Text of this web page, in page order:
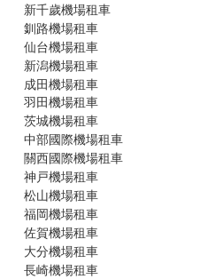
新千歲機場租車
釧路機場租車
仙台機場租車
新潟機場租車
成田機場租車
羽田機場租車
茨城機場租車
中部國際機場租車
關西國際機場租車
神戸機場租車
松山機場租車
福岡機場租車
佐賀機場租車
大分機場租車
長崎機場租車